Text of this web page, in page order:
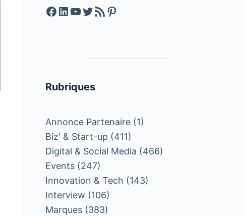
Facebook
LinkedIn
YouTube
Twitter
Feed RSSPinterest
Rubriques
Annonce Partenaire (1)
Biz' & Start-up (411)
Digital & Social Media (466)
Events (247)
Innovation & Tech (143)
Interview (106)
Marques (383)